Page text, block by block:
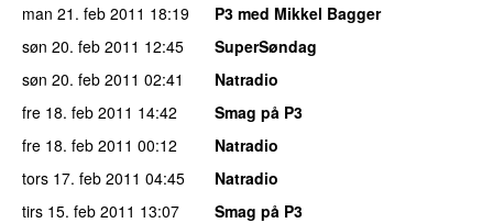
man 21. feb 2011 18:19
P3 med Mikkel Bagger
søn 20. feb 2011 12:45
SuperSøndag
søn 20. feb 2011 02:41
Natradio
fre 18. feb 2011 14:42
Smag på P3
fre 18. feb 2011 00:12
Natradio
tors 17. feb 2011 04:45
Natradio
tirs 15. feb 2011 13:07
Smag på P3